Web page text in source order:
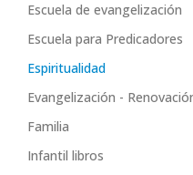
Escuela de evangelización
Escuela para Predicadores
Espiritualidad
Evangelización -
Familia
Infantil libros